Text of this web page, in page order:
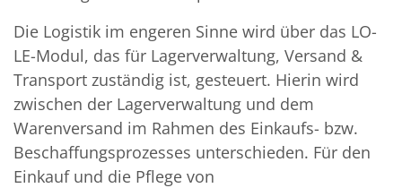
Die Logistik im engeren Sinne wird über das LO-
LE-Modul, das für Lagerverwaltung, Versand &
Transport zuständig ist, gesteuert. Hierin wird
zwischen der Lagerverwaltung und dem
Warenversand im Rahmen des Einkaufs- bzw.
Beschaffungsprozesses unterschieden. Für den
Einkauf und die Pflege von